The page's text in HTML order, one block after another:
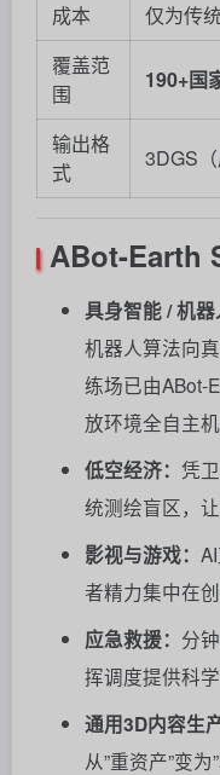
成本 仅为传
覆盖范
围
190+国
输出格
式
3DGS
ABot-Earth
具身智能 / 机器
机器人算法向
练场已由ABot-
放环境全自主
低空经济： 凭
统测绘盲区，
影视与游戏：
者精力集中在创
应急救援： 分
挥调度提供科学
通用3D内容生产
从”重资产”变为”